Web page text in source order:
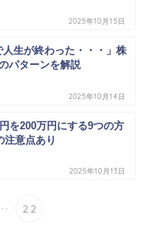
2025年10月15日
人生が終わった・・・」株
パターンを解説
2025年10月14日
を200万円にする9つの方
注意点あり
2025年10月13日
22